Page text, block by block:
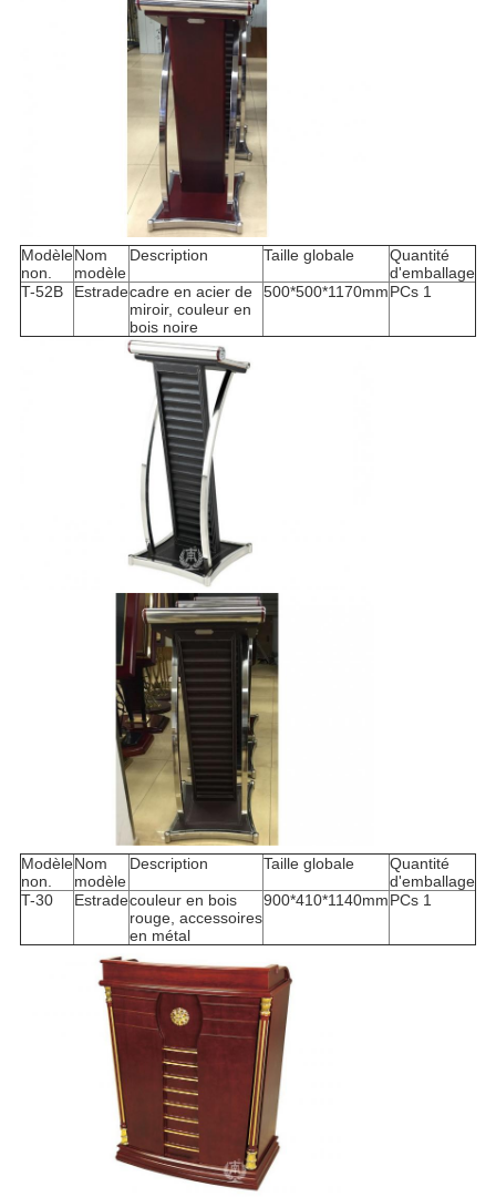
Modèle
non.
Nom
modèle
Description Taille globale
Quantité
d'emballage
T-52B
Estradecadre en acier de
miroir, couleur en
bois noire
500*500*1170mmPCs 1
Modèle
non.
Nom
modèle
Description Taille globale
Quantité
d'emballage
T-30
Estradecouleur en bois
rouge, accessoires
en métal
900*410*1140mmPCs 1